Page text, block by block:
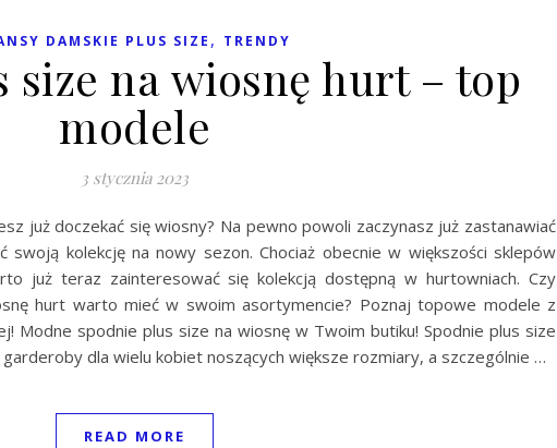
DAMSKIE PLUS SIZE , TRENDY
size na wiosnę hurt – top
modele
3 stycznia 2023
już doczekać się wiosny? Na pewno powoli zaczynasz już zastanawiać
swoją kolekcję na nowy sezon. Chociaż obecnie w większości sklepów
już teraz zainteresować się kolekcją dostępną w hurtowniach. Czy
hurt warto mieć w swoim asortymencie? Poznaj topowe modele z
Modne spodnie plus size na wiosnę w Twoim butiku! Spodnie plus size
dla wielu kobiet noszących większe rozmiary, a szczególnie …
READ MORE